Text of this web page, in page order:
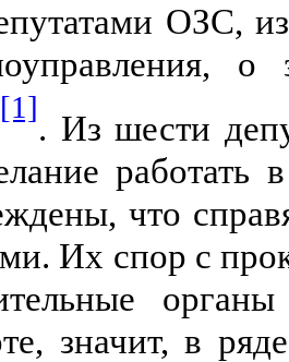
ОЗС,
о
[1]
. Из шести
что
Их спор с
значит, в